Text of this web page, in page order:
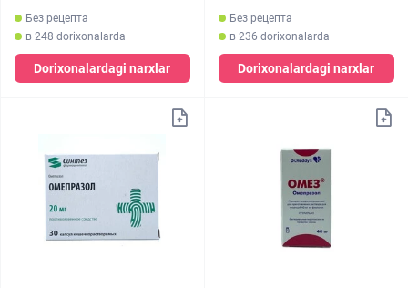
Без рецепта
в 248 dorixonalarda
Dorixonalardagi narxlar
Без рецепта
в 236 dorixonalarda
Dorixonalardagi narxlar